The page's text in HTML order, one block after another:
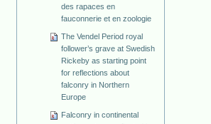
des rapaces en
fauconnerie et en zoologie
The Vendel Period royal
follower’s grave at Swedish
Rickeby as starting point
for reflections about
falconry in Northern
Europe
Falconry in continental